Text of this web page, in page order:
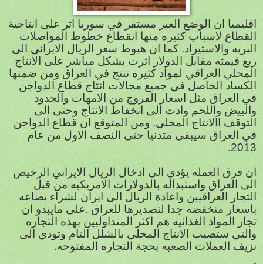
اقليميا ان الوضع الغير مستقر في سوريا اثر على انتاجية
القطاع لاسباب كثيره منها انقطاع خطوط المواصلات
البريه والاستيراد. كما ان هبوط سعر الريال الايراني الى
ربع قيمته مقابل الدولار اثرت بشكل مباشر على الانتاج
المحلي العراقي لمواد كثيره تنتج في العراق ومن ضمنها
الكساد الحاصل في جميع مجالات انتاج قطاع الدواجن
في العراق مثل اسعار الفروج من الامهات والجدود
والبيض واللحم وادت الى انخفاط الانتاج وحتى الى
التوقف االانتاج المحلي. ومن المتوقع ان قطاع الدواجن
في العراق سيبقى متدنيا حتى النصف الاول من عام
2013.
ان فرق العمله يؤدي الى ادخال الريال الايراني الرخيص
الى العراق واستبداله بالدولارات الامريكيه من قبل
التجار العراقيين واعادة الريال الى ايران لشراء بضاعه
باسعار منخفضه جدا لتصديرها للعراق .على مايبدو ان
تجار المواد الغذائيه هم اكثر المتداوليين بهذه التجاره
والتي ستصيب الانتاج المحلي بالشلل التام وتودي الى
نزيف العملات الصعبه بحجة التجاره المفتوحه.